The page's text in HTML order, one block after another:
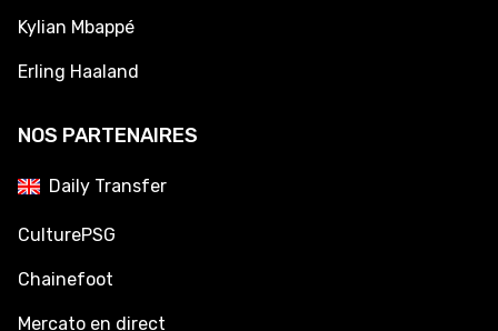
Kylian Mbappé
Erling Haaland
NOS PARTENAIRES
Daily Transfer
CulturePSG
Chainefoot
Mercato en direct